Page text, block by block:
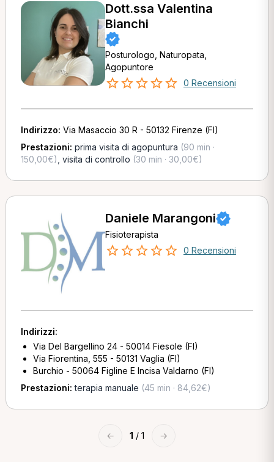
Dott.ssa Valentina
Bianchi
Posturologo, Naturopata,
Agopuntore
0 Recensioni
Indirizzo: Via Masaccio 30 R - 50132 Firenze (FI)
Prestazioni: prima visita di agopuntura (90 min ·
150,00€) visita di controllo (30 min · 30,00€)
Daniele Marangoni
Fisioterapista
0 Recensioni
Indirizzi:
Via Del Bargellino 24 - 50014 Fiesole (FI)
Via Fiorentina, 555 - 50131 Vaglia (FI)
Burchio - 50064 Figline E Incisa Valdarno (FI)
Prestazioni:terapia manuale (45 min · 84,62€)
← 1 / 1 →